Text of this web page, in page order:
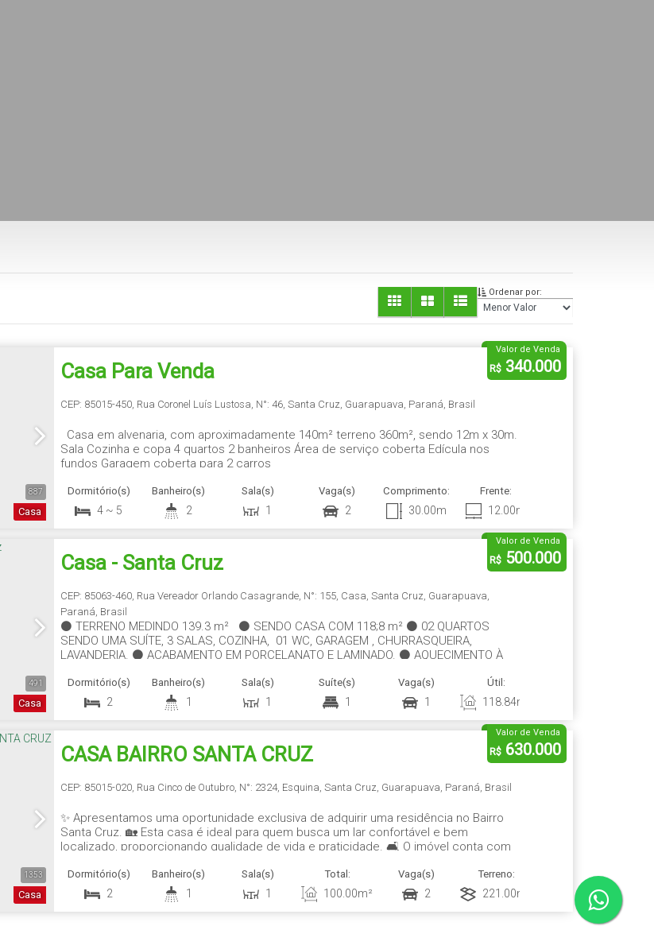
Ordenar por:
887
Casa
Casa Para Venda R$ 340.000
Valor de Venda
CEP: 85015-450, Rua Coronel Luís Lustosa, N°: 46,Santa Cruz, Guarapuava, Paraná, Brasil
4 ~ 5
Dormitório(s)
2
Banheiro(s)
1
Sala(s)
2
Vaga(s) Comprimento:
30 .00m
Frente:
12 .00m
Casa em alvenaria, com aproximadamente 140m² terreno 360m², sendo 12m x 30m.
Sala Cozinha e copa 4 quartos 2 banheiros Área de serviço coberta Edícula nos
fundos Garagem coberta para 2 carros
491
Casa
Casa - Santa Cruz R$ 500.000
Valor de Venda
CEP: 85063-460, Rua Vereador Orlando Casagrande, N°: 155, Casa,Santa Cruz, Guarapuava,
Paraná, Brasil
2
Dormitório(s)
1
Banheiro(s)
1
Sala(s)
1
Suíte(s)
1
Vaga(s) Útil:
118 .84m²
⚫ TERRENO MEDINDO 139.3 m² ⚫ SENDO CASA COM 118;8 m² ⚫ 02 QUARTOS
SENDO UMA SUÍTE, 3 SALAS, COZINHA, 01 WC, GARAGEM , CHURRASQUEIRA,
LAVANDERIA. ⚫ ACABAMENTO EM PORCELANATO E LAMINADO. ⚫ AQUECIMENTO À
ACABAMENTO DA SALA.
1353
Casa
CASA BAIRRO SANTA CRUZ R$ 630.000
Valor de Venda
CEP: 85015-020, Rua Cinco de Outubro, N°: 2324, Esquina,Santa Cruz, Guarapuava, Paraná, Brasil
2
Dormitório(s)
1
Banheiro(s)
1
Sala(s) Total:
100 .00m² 2
Vaga(s) Terreno:
221 .00m²
Comprimento:
17 .00m
✨ Apresentamos uma oportunidade exclusiva de adquirir uma residência no Bairro
Santa Cruz. 🏡 Esta casa é ideal para quem busca um lar confortável e bem
localizado, proporcionando qualidade de vida e praticidade. 🛋️ O imóvel conta com
📺 SALA TV 🍖 CHURRASQUEIRA 🚗 GARAGEM COBERTA 📐 ÁREA...